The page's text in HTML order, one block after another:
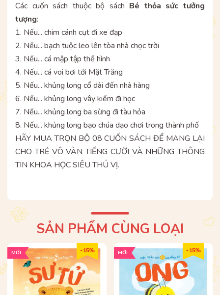
Các cuốn sách thuộc bộ sách Bé thỏa sức tưởng
tượng:
1. Nếu... chim cánh cụt đi xe đạp
2. Nếu... bạch tuộc leo lên tòa nhà chọc trời
3. Nếu... cá mập tập thể hình
4. Nếu... cá voi bơi tới Mặt Trăng
5. Nếu... khủng long cổ dài đến nhà hàng
6. Nếu... khủng long vây kiếm đi học
7. Nếu... khủng long ba sừng đi tàu hỏa
8. Nếu... khủng long bạo chúa dạo chơi trong thành phố
HÃY MUA TRỌN BỘ 08 CUỐN SÁCH ĐỂ MANG LẠI
CHO TRẺ VÔ VÀN TIẾNG CƯỜI VÀ NHỮNG THÔNG
TIN KHOA HỌC SIÊU THÚ VỊ.
SẢN PHẨM CÙNG LOẠI
- 15%
MỚI - 15%
MỚI